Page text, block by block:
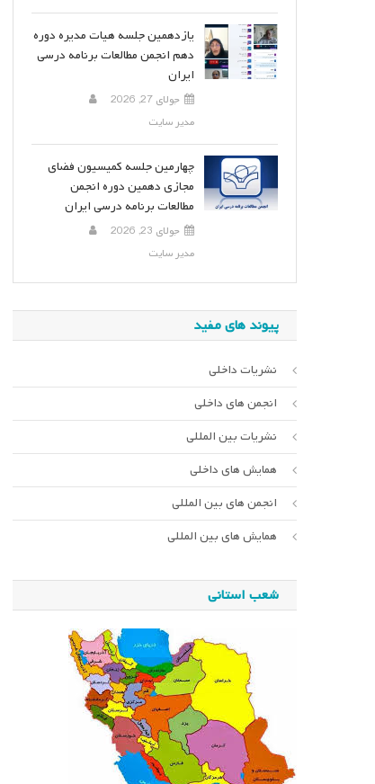
یازدهمین جلسه هیات مدیره دوره
دهم انجمن مطالعات برنامه درسی
ایران
جولای 27, 2026
مدیر سایت
چهارمین جلسه کمیسیون فضای
مجازی دهمین دوره انجمن
مطالعات برنامه درسی ایران
جولای 23, 2026
مدیر سایت
پیوند های مفید
نشریات داخلی
انجمن های داخلی
نشریات بین المللی
همایش های داخلی
انجمن های بین المللی
همایش های بین المللی
شعب استانی